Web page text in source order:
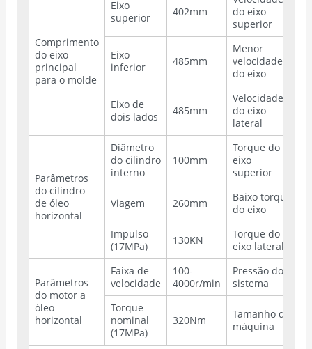
Comprimento
do eixo
principal
para o molde
Eixo
superior
402mm
do eixo
superior
Eixo
inferior
485mm
Menor
velocidade
do eixo
Eixo de
dois lados
485mm
Velocidade
do eixo
lateral
Parâmetros
do cilindro
de óleo
horizontal
Diâmetro
do cilindro
interno
100mm
Torque do
eixo
superior
Viagem 260mm
Baixo torque
do eixo
Impulso
(17MPa)
130KN
Torque do
eixo lateral
Parâmetros
do motor a
óleo
horizontal
Faixa de
velocidade
100-
4000r/min
Pressão do
sistema
Torque
nominal
(17MPa)
320Nm
Tamanho da
máquina